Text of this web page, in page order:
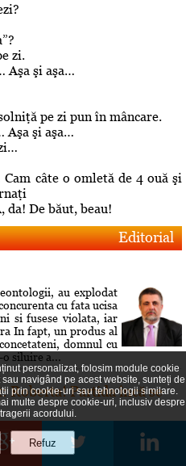
zi.
Aşa şi aşa…
pe zi pun în mâncare.
Aşa şi aşa…
câte o omletă de 4 ouă şi
da! De băut, beau!
Editorial
au explodat
cu fata ucisa
si fusese violata, iar
In fapt, un produs al
domnul cu
o siluire a...
Roberta! Partida încă se
şi Andrei Volosevici
mult şi foarte greu
să comunice din nou.
personalizat, folosim module cookie
navigând pe acest website, sunteți de
prin cookie-uri sau tehnologii similare.
multe despre cookie-uri, inclusiv despre
acordului.